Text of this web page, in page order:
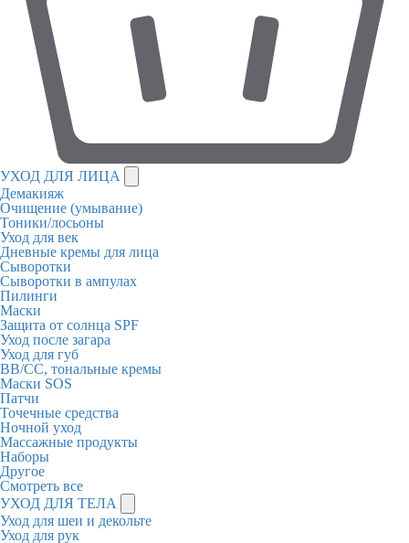
УХОД ДЛЯ ЛИЦА
Демакияж
Очищение (умывание)
Тоники/лосьоны
Уход для век
Дневные кремы для лица
Сыворотки
Сыворотки в ампулах
Пилинги
Маски
Защита от солнца SPF
Уход после загара
Уход для губ
BB/CC, тональные кремы
Маски SOS
Патчи
Точечные средства
Ночной уход
Массажные продукты
Наборы
Другое
Смотреть все
УХОД ДЛЯ ТЕЛА
Уход для шеи и декольте
Уход для рук